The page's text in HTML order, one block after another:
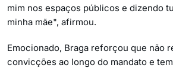
mim nos espaços públicos e dizendo
minha mãe", afirmou.
Emocionado, Braga reforçou que não
convicções ao longo do mandato e